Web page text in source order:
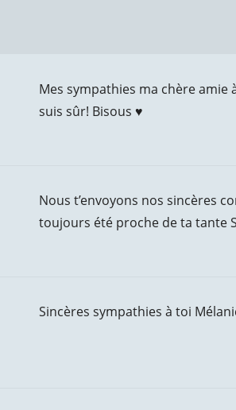
Mes sympathies ma chère amie
suis sûr! Bisous ♥️
Nous t’envoyons nos sincères
toujours été proche de ta tante
Sincères sympathies à toi